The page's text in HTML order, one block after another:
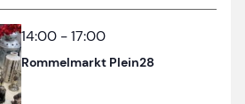
14:00 -17:00
Rommelmarkt Plein28